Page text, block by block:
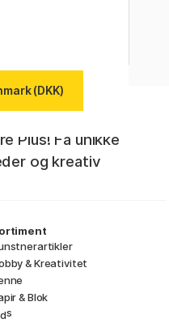
Plus! Få unikke
og kreativ
& Kreativitet
& Blok
ds
(DKK)